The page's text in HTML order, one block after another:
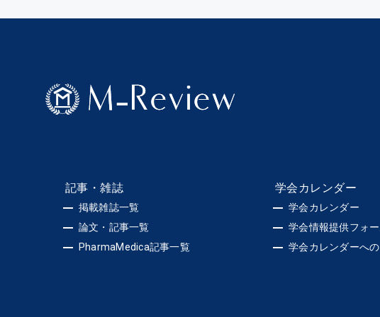
記事・雑誌
掲載雑誌一覧
論文・記事一覧
PharmaMedica記事一覧
学会カレンダー
学会カレンダー
学会情報提供フォ
学会カレンダーへ